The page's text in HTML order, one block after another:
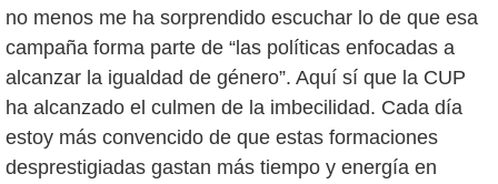
no menos me ha sorprendido escuchar lo de que esa
campaña forma parte de “las políticas enfocadas a
alcanzar la igualdad de género”. Aquí sí que la CUP
ha alcanzado el culmen de la imbecilidad. Cada día
estoy más convencido de que estas formaciones
desprestigiadas gastan más tiempo y energía en